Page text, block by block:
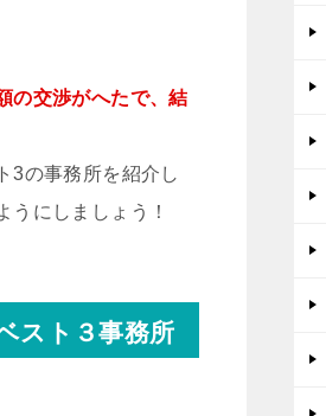
の交渉がへたで、結
3の事務所を紹介し
にしましょう！
スト３事務所